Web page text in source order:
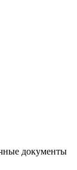
документы